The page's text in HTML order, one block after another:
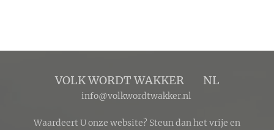
VOLK WORDT WAKKER 🔴 NL
info@volkwordtwakker.nl
Waardeert U onze website? Steun dan het vrije en